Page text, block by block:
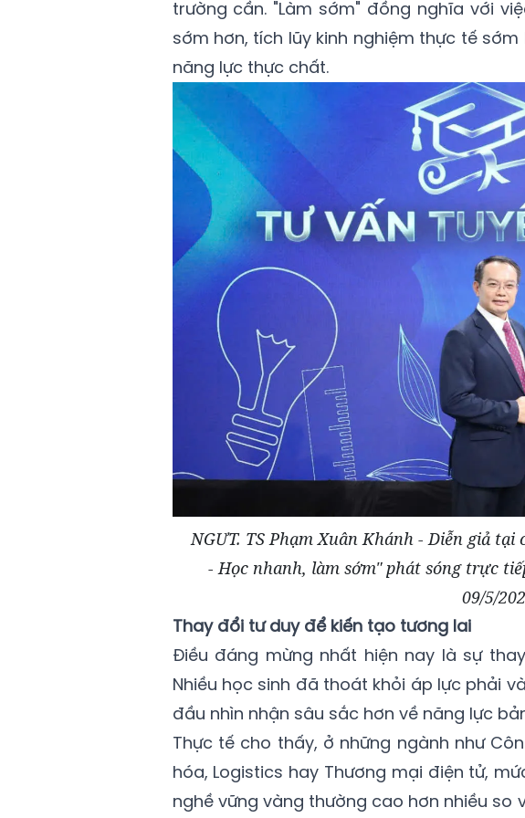
trường cần. "Làm sớm" đồng nghĩa với
sớm hơn, tích lũy kinh nghiệm thực tế
năng lực thực chất.
NGƯT. TS Phạm Xuân Khánh - Diễn giả
- Học nhanh, làm sớm" phát sóng trực
09/5/
Thay đổi tư duy để kiến tạo tương lai
Điều đáng mừng nhất hiện nay là sự
Nhiều học sinh đã thoát khỏi áp lực phải
đầu nhìn nhận sâu sắc hơn về năng lực
Thực tế cho thấy, ở những ngành như
hóa, Logistics hay Thương mại điện tử,
nghề vững vàng thường cao hơn nhiều